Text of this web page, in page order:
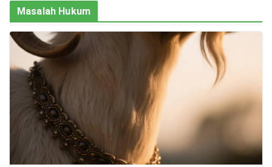
Masalah Hukum